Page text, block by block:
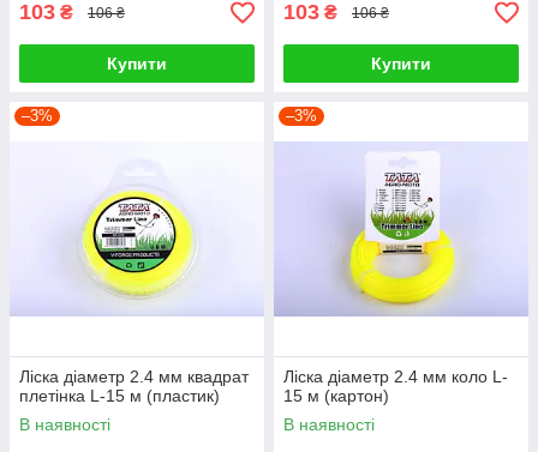
103 ₴ 106 ₴
Купити
103 ₴ 106 ₴
Купити
–3%
Ліска діаметр 2.4 мм квадрат
плетінка L-15 м (пластик)
В наявності
–3%
Ліска діаметр 2.4 мм коло L-
15 м (картон)
В наявності